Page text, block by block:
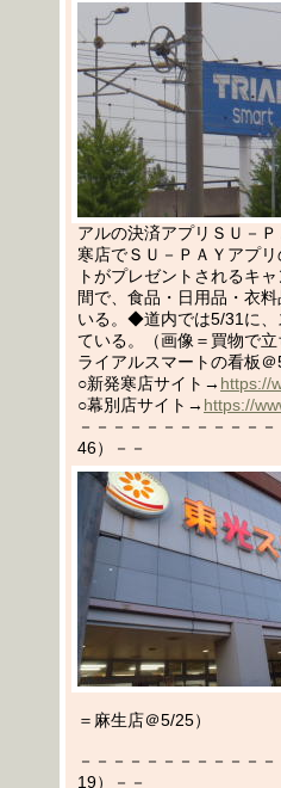
アルの決済アプリＳＵ－
寒店でＳＵ－ＰＡＹアプ
トがプレゼントされるキ
間で、食品・日用品・衣
いる。◆道内では5/31に、
ている。（画像＝買物で
ライアルスマートの看板＠
○新発寒店サイト→ https://
○幕別店サイト→ https://
－－－－－－－－－－－
46）－－
＝麻生店＠5/25）
－－－－－－－－－－－
19）－－